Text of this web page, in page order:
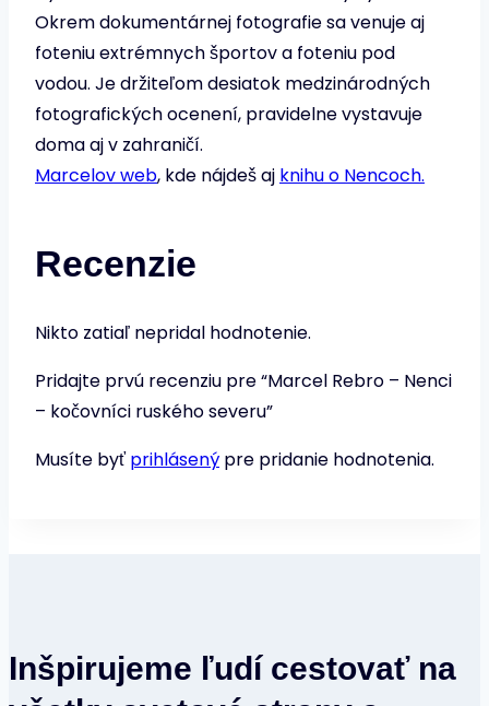
Okrem dokumentárnej fotografie sa venuje aj
foteniu extrémnych športov a foteniu pod
vodou. Je držiteľom desiatok medzinárodných
fotografických ocenení, pravidelne vystavuje
doma aj v zahraničí.
Marcelov web, kde nájdeš aj knihu o Nencoch.
Recenzie
Nikto zatiaľ nepridal hodnotenie.
Pridajte prvú recenziu pre “Marcel Rebro – Nenci
– kočovníci ruského severu”
Musíte byťprihlásený pre pridanie hodnotenia.
Inšpirujeme ľudí cestovať na